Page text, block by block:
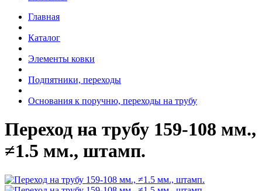
Главная
Каталог
Элементы ковки
Подпятники, переходы
Основания к поручню, переходы на трубу
Переход на трубу 159-108 мм.,
≠1.5 мм., штамп.